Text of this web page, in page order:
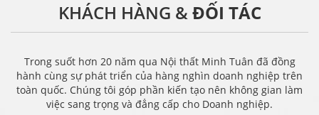
KHÁCH HÀNG &ĐỐI TÁC
Trong suốt hơn 20 năm qua Nội thất Minh Tuân đã đồng
hành cùng sự phát triển của hàng nghìn doanh nghiệp trên
toàn quốc. Chúng tôi góp phần kiến tạo nên không gian làm
việc sang trọng và đẳng cấp cho Doanh nghiệp.